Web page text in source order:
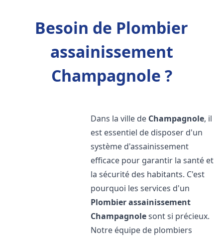
Besoin de Plombier
assainissement
Champagnole ?
Dans la ville de Champagnole, il
est essentiel de disposer d'un
système d'assainissement
efficace pour garantir la santé et
la sécurité des habitants. C'est
pourquoi les services d'un
Plombier assainissement
Champagnolesont si précieux.
Notre équipe de plombiers